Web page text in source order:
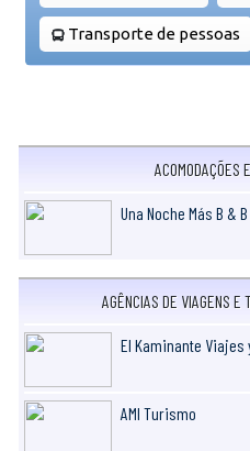
Transporte de pessoas
ACOMODAÇÕES
Una Noche Más B & B
AGÊNCIAS DE VIAGENS E
El Kaminante Viajes
AMI Turismo